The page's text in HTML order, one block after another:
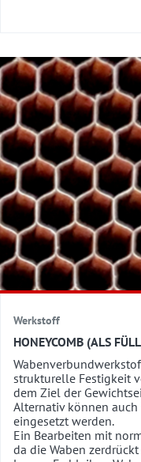
Werkstoff
HONEYCOMB (ALS
strukturelle Festigkeit
dem Ziel der
Alternativ können
eingesetzt werden.
Ein Bearbeiten mit
da die Waben